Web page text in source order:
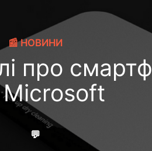
📰 НОВИНИ
про
Microsoft
💬